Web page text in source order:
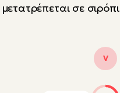
σε σιρόπι
V